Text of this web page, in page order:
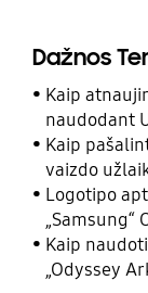
Dažnos
Kaip
naudodant
Kaip
vaizdo
Logotipo
„Samsung“
Kaip
„Odyssey